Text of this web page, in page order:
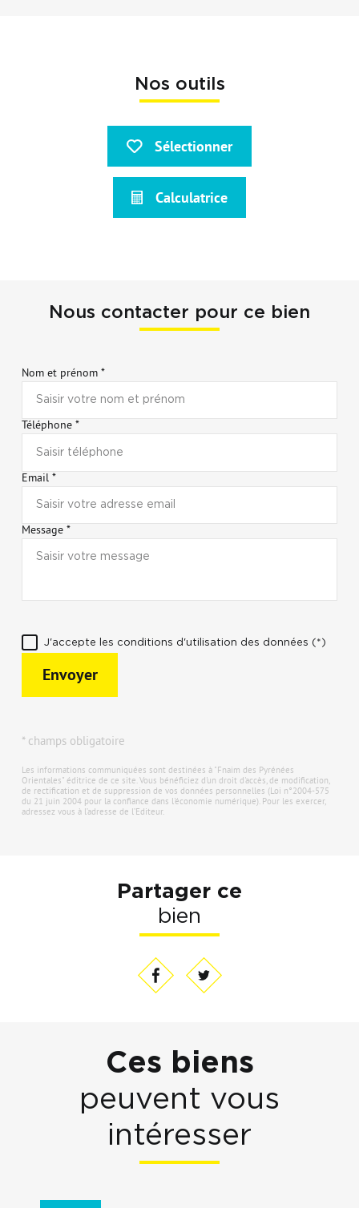
Nos outils
Sélectionner
Calculatrice
Nous contacter pour ce bien
Nom et prénom *
Téléphone *
Email *
Message *
J'accepte les conditions d'utilisation des données (*)
Envoyer
* champs obligatoire
Les informations communiquées sont destinées à "Fnaim des Pyrénées
Orientales" éditrice de ce site. Vous bénéficiez d'un droit d'accès, de modification,
de rectification et de suppression de vos données personnelles (Loi n°2004-575
du 21 juin 2004 pour la confiance dans l'économie numérique). Pour les exercer,
adressez vous à l’adresse de l’Editeur.
Partager ce
bien
Ces biens
peuvent vous
intéresser